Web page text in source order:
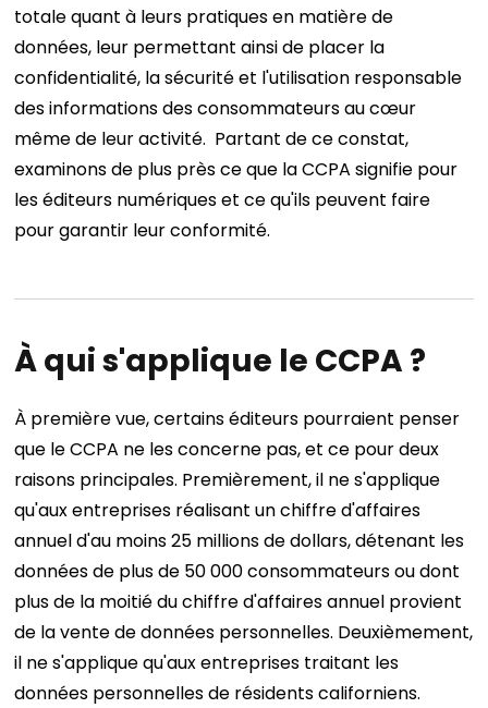
totale quant à leurs pratiques en matière de
données, leur permettant ainsi de placer la
confidentialité, la sécurité et l'utilisation responsable
des informations des consommateurs au cœur
même de leur activité. Partant de ce constat,
examinons de plus près ce que la CCPA signifie pour
les éditeurs numériques et ce qu'ils peuvent faire
pour garantir leur conformité.
À qui s'applique le CCPA ?
À première vue, certains éditeurs pourraient penser
que le CCPA ne les concerne pas, et ce pour deux
raisons principales. Premièrement, il ne s'applique
qu'aux entreprises réalisant un chiffre d'affaires
annuel d'au moins 25 millions de dollars, détenant les
données de plus de 50 000 consommateurs ou dont
plus de la moitié du chiffre d'affaires annuel provient
de la vente de données personnelles. Deuxièmement,
il ne s'applique qu'aux entreprises traitant les
données personnelles de résidents californiens.